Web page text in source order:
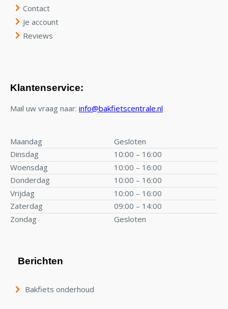
Contact
Je account
Reviews
Klantenservice:
Mail uw vraag naar: info@bakfietscentrale.nl
Maandag
Gesloten
Dinsdag
10:00 – 16:00
Woensdag
10:00 – 16:00
Donderdag
10:00 – 16:00
Vrijdag
10:00 – 16:00
Zaterdag
09:00 – 14:00
Zondag
Gesloten
Berichten
Bakfiets onderhoud